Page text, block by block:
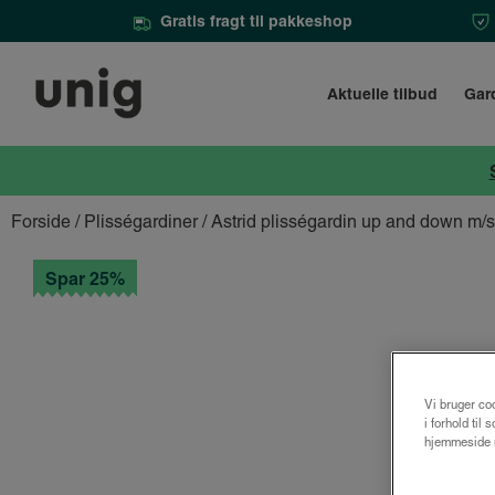
Gratis fragt til pakkeshop
Aktuelle tilbud
Forside / Plisségardiner/ Astrid plisségardin up and down m/
Spar 25%
Vi bruger
i forhold til
hjemmeside